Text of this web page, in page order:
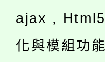
ajax ,
化與模組功